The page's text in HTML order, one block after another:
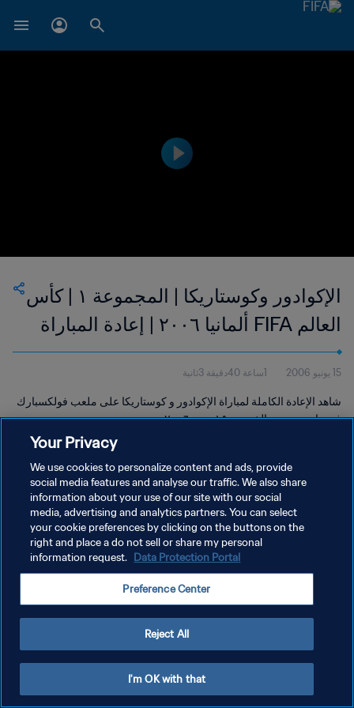
الإكوادور وكوستاريكا | المجموعة ١ | كأس
العالم FIFA ألمانيا ٢٠٠٦ | إعادة المباراة
15 يونيو 2006 1ساعة 40دقيقة 3ثانية
شاهد الإعادة الكاملة لمباراة الإكوادور و كوستاريكا على ملعب فولكسبارك
في هامبورج يوم الخميس ١٥ يونيو ٢٠٠٦.
سياسة الخصوصية
إدارة تفضيلات ملفات تعريف الارتباط
Your Privacy
We use cookies to personalize content and ads, provide
social media features and analyse our traffic. We also share
information about your use of our site with our social
media, advertising and analytics partners. You can select
your cookie preferences by clicking on the buttons on the
right and place a do not sell or share my personal
information request. Data Protection Portal
Preference Center
Reject All
I'm OK with that